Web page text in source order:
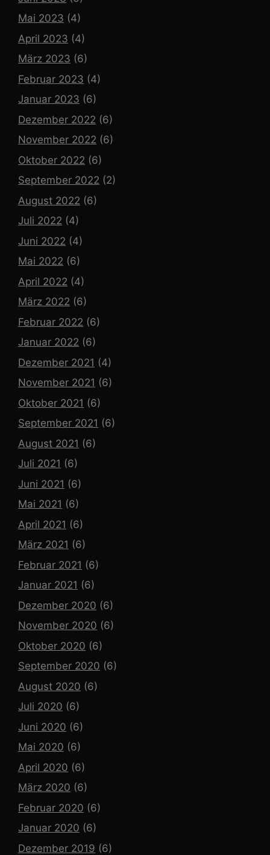
Mai 2023 (4)
April 2023 (4)
März 2023 (6)
Februar 2023 (4)
Januar 2023 (6)
Dezember 2022 (6)
November 2022 (6)
Oktober 2022 (6)
September 2022 (2)
August 2022 (6)
Juli 2022 (4)
Juni 2022 (4)
Mai 2022 (6)
April 2022 (4)
März 2022 (6)
Februar 2022 (6)
Januar 2022 (6)
Dezember 2021 (4)
November 2021 (6)
Oktober 2021 (6)
September 2021 (6)
August 2021 (6)
Juli 2021 (6)
Juni 2021 (6)
Mai 2021 (6)
April 2021 (6)
März 2021 (6)
Februar 2021 (6)
Januar 2021 (6)
Dezember 2020 (6)
November 2020 (6)
Oktober 2020 (6)
September 2020 (6)
August 2020 (6)
Juli 2020 (6)
Juni 2020 (6)
Mai 2020 (6)
April 2020 (6)
März 2020 (6)
Februar 2020 (6)
Januar 2020 (6)
Dezember 2019 (6)